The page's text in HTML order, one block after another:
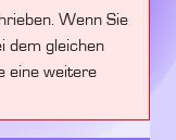
Wenn Sie
dem gleichen
eine weitere